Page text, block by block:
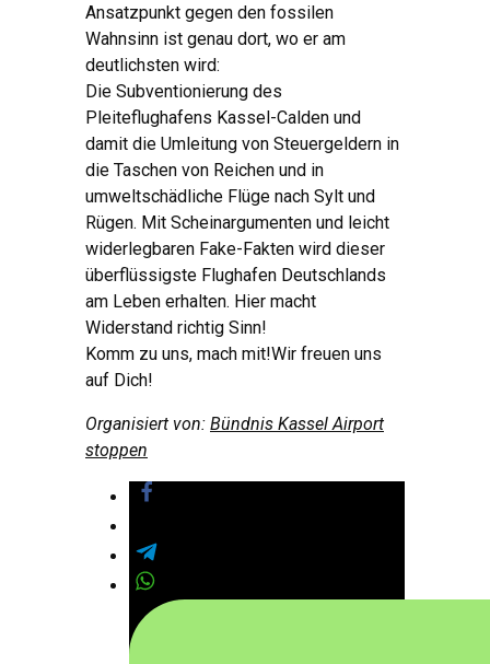
Ansatzpunkt gegen den fossilen
Wahnsinn ist genau dort, wo er am
deutlichsten wird:
Die Subventionierung des
Pleiteflughafens Kassel-Calden und
damit die Umleitung von Steuergeldern in
die Taschen von Reichen und in
umweltschädliche Flüge nach Sylt und
Rügen. Mit Scheinargumenten und leicht
widerlegbaren Fake-Fakten wird dieser
überflüssigste Flughafen Deutschlands
am Leben erhalten. Hier macht
Widerstand richtig Sinn!
Komm zu uns, mach mit!Wir freuen uns
auf Dich!
Organisiert von: Bündnis Kassel Airport
stoppen